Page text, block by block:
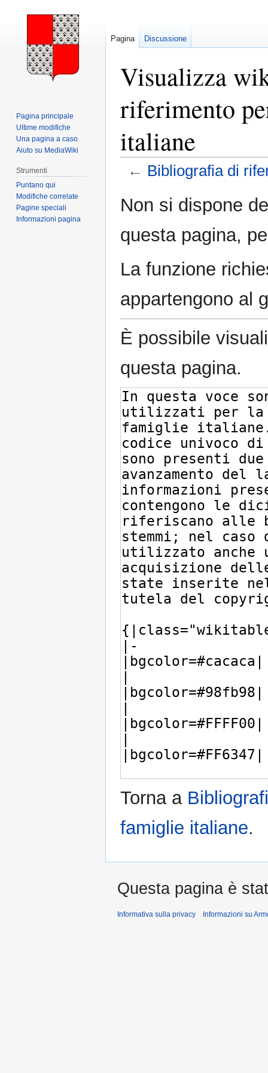
Visualizza
riferimento
italiane
← Bibliografia di
alla
alla
Non si dispone
questa pagina,
La funzione
appartengono al
È possibile
questa pagina.
Torna a
famiglie italiane.
Pagina Discussione
Pagina principale
Ultime modifiche
Una pagina a caso
Aiuto su MediaWiki
Strumenti
Puntano qui
Modifiche correlate
Pagine speciali
Informazioni pagina
Questa pagina è
Informativa sulla privacy Informazioni su